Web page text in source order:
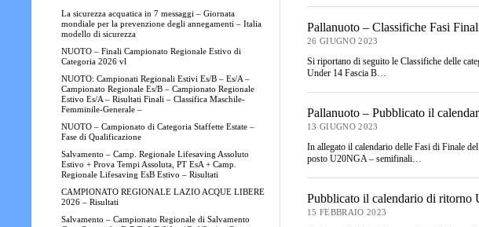
La sicurezza acquatica in 7 messaggi – Giornata
mondiale per la prevenzione degli annegamenti – Italia
modello di sicurezza
NUOTO – Finali Campionato Regionale Estivo di
Categoria 2026 vl
NUOTO: Campionati Regionali Estivi Es/B – Es/A –
Campionato Regionale Es/B – Campionato Regionale
Estivo Es/A – Risultati Finali – Classifica Maschile-
Femminile-Generale –
NUOTO – Campionato di Categoria Staffette Estate –
Fase di Qualificazione
Salvamento – Camp. Regionale Lifesaving Assoluto
Estivo + Prova Tempi Assoluta, PT EsA + Camp.
Regionale Lifesaving EsB Estivo – Risultati
CAMPIONATO REGIONALE LAZIO ACQUE LIBERE
2026 – Risultati
Salvamento – Campionato Regionale di Salvamento
Pallanuoto – Classifiche Fasi
26 GIUGNO 2023
Si riportano di seguito le Classifiche delle
Under 14 Fascia B…
Pallanuoto – Pubblicato il
13 GIUGNO 2023
In allegato il calendario delle Fasi di Finale
posto U20NGA – semifinali…
Pubblicato il calendario di ritorno
15 FEBBRAIO 2023